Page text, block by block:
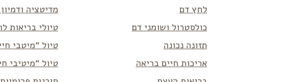
מדיטציה
טיולי בריאות
טיול “מיטבי
טיול “מיטיבי
לחץ דם
כולסטרול ושומני דם
תזונה נכונה
אריכות חיים בריאה